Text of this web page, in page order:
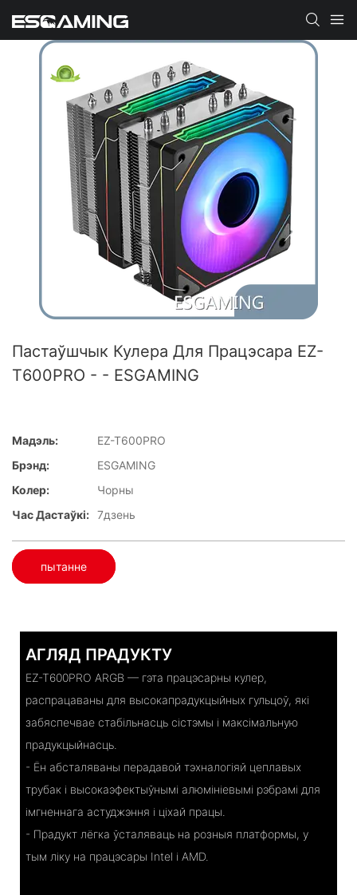
Пастаўшчык Кулера Для Працэсара EZ-
T600PRO - - ESGAMING
Мадэль:
EZ-T600PRO
Брэнд:
ESGAMING
Колер:
Чорны
Час Дастаўкі: 7дзень
пытанне
АГЛЯД ПРАДУКТУ
EZ-T600PRO ARGB — гэта працэсарны кулер,
распрацаваны для высокапрадукцыйных гульцоў, які
забяспечвае стабільнасць сістэмы і максімальную
прадукцыйнасць.
- Ён абсталяваны перадавой тэхналогіяй цеплавых
трубак і высокаэфектыўнымі алюмініевымі рэбрамі для
імгненнага астуджэння і ціхай працы.
- Прадукт лёгка ўсталяваць на розныя платформы, у
тым ліку на працэсары Intel і AMD.